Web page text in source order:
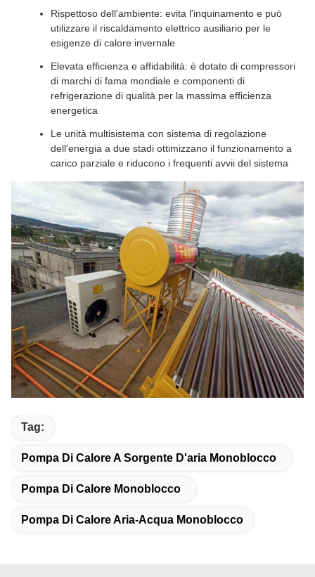
Rispettoso dell'ambiente: evita l'inquinamento e può
utilizzare il riscaldamento elettrico ausiliario per le
esigenze di calore invernale
Elevata efficienza e affidabilità: è dotato di compressori
di marchi di fama mondiale e componenti di
refrigerazione di qualità per la massima efficienza
energetica
Le unità multisistema con sistema di regolazione
dell'energia a due stadi ottimizzano il funzionamento a
carico parziale e riducono i frequenti avvii del sistema
Tag:
Pompa Di Calore A Sorgente D'aria Monoblocco
Pompa Di Calore Monoblocco
Pompa Di Calore Aria-Acqua Monoblocco